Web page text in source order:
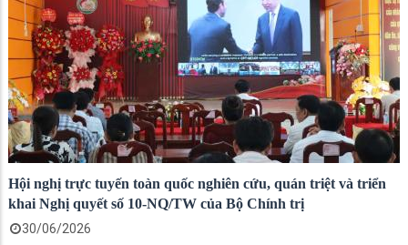
Hội nghị trực tuyến toàn quốc nghiên cứu, quán triệt và triển
khai Nghị quyết số 10-NQ/TW của Bộ Chính trị
30/06/2026